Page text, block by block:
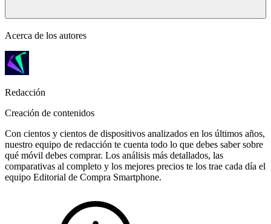
Acerca de los autores
Redacción
Creación de contenidos
Con cientos y cientos de dispositivos analizados en los últimos años,
nuestro equipo de redacción te cuenta todo lo que debes saber sobre
qué móvil debes comprar. Los análisis más detallados, las
comparativas al completo y los mejores precios te los trae cada día el
equipo Editorial de Compra Smartphone.